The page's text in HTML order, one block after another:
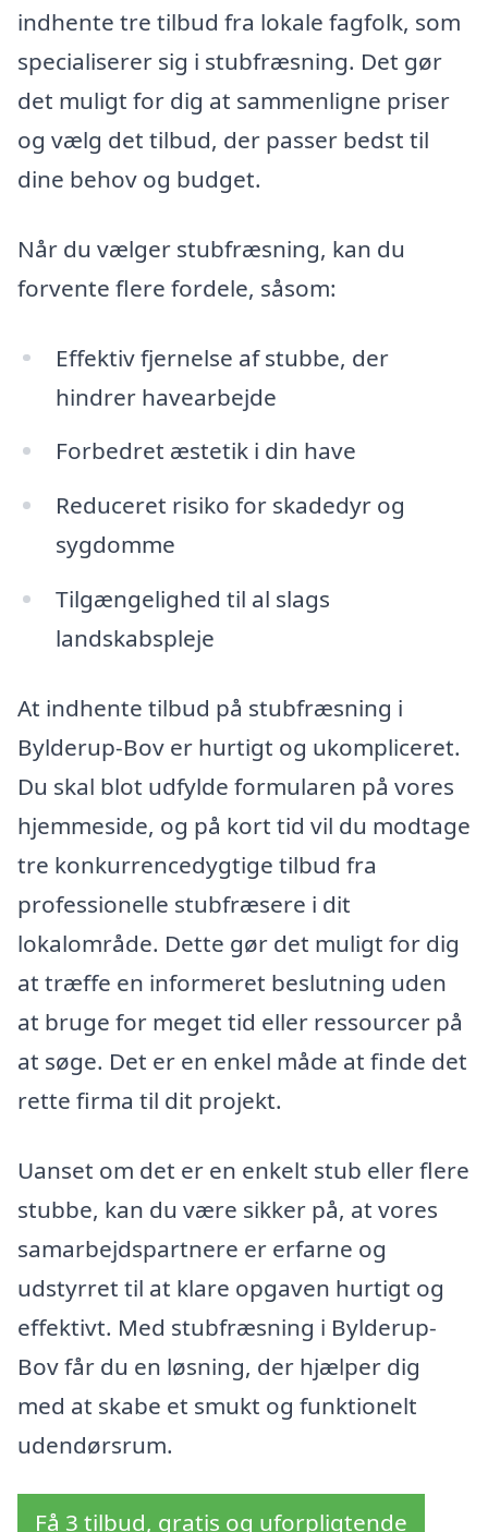
indhente tre tilbud fra lokale fagfolk, som
specialiserer sig i stubfræsning. Det gør
det muligt for dig at sammenligne priser
og vælg det tilbud, der passer bedst til
dine behov og budget.
Når du vælger stubfræsning, kan du
forvente flere fordele, såsom:
Effektiv fjernelse af stubbe, der
hindrer havearbejde
Forbedret æstetik i din have
Reduceret risiko for skadedyr og
sygdomme
Tilgængelighed til al slags
landskabspleje
At indhente tilbud på stubfræsning i
Bylderup-Bov er hurtigt og ukompliceret.
Du skal blot udfylde formularen på vores
hjemmeside, og på kort tid vil du modtage
tre konkurrencedygtige tilbud fra
professionelle stubfræsere i dit
lokalområde. Dette gør det muligt for dig
at træffe en informeret beslutning uden
at bruge for meget tid eller ressourcer på
at søge. Det er en enkel måde at finde det
rette firma til dit projekt.
Uanset om det er en enkelt stub eller flere
stubbe, kan du være sikker på, at vores
samarbejdspartnere er erfarne og
udstyrret til at klare opgaven hurtigt og
effektivt. Med stubfræsning i Bylderup-
Bov får du en løsning, der hjælper dig
med at skabe et smukt og funktionelt
udendørsrum.
Få 3 tilbud, gratis og uforpligtende